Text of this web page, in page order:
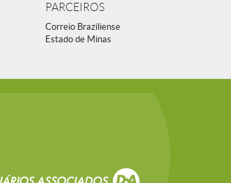
PARCEIROS
Correio Braziliense
Estado de Minas